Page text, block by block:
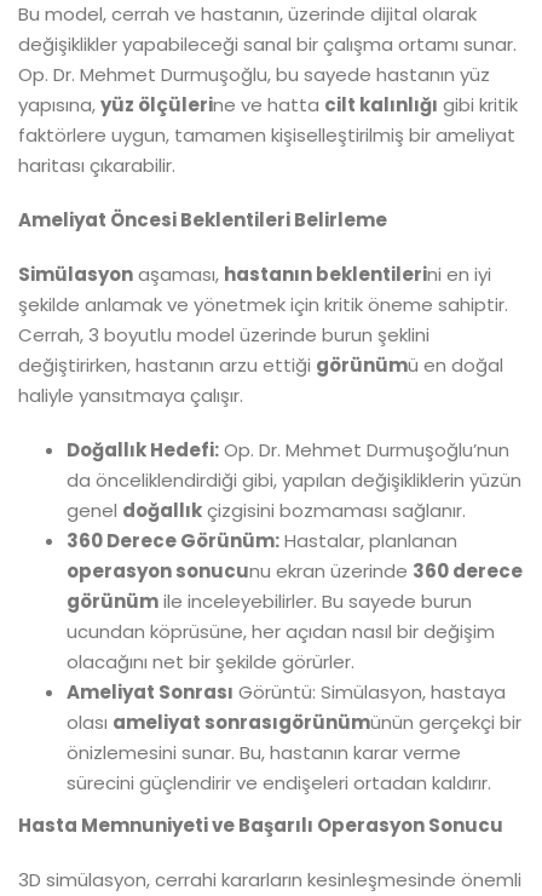
Bu model, cerrah ve hastanın, üzerinde dijital olarak
değişiklikler yapabileceği sanal bir çalışma ortamı sunar.
Op. Dr. Mehmet Durmuşoğlu, bu sayede hastanın yüz
yapısına,yüz ölçülerine ve hatta cilt kalınlığı gibi kritik
faktörlere uygun, tamamen kişiselleştirilmiş bir ameliyat
haritası çıkarabilir.
Ameliyat Öncesi Beklentileri Belirleme
Simülasyonaşaması, hastanın beklentilerini en iyi
şekilde anlamak ve yönetmek için kritik öneme sahiptir.
Cerrah, 3 boyutlu model üzerinde burun şeklini
değiştirirken, hastanın arzu ettiği görünümü en doğal
haliyle yansıtmaya çalışır.
Doğallık Hedefi:Op. Dr. Mehmet Durmuşoğlu’nun
da önceliklendirdiği gibi, yapılan değişikliklerin yüzün
genel doğallıkçizgisini bozmaması sağlanır.
360 Derece Görünüm:Hastalar, planlanan
operasyon sonucunu ekran üzerinde 360 derece
görünümile inceleyebilirler. Bu sayede burun
ucundan köprüsüne, her açıdan nasıl bir değişim
olacağını net bir şekilde görürler.
Ameliyat Sonrası Görüntü: Simülasyon, hastaya
olası ameliyat sonrasıgörünümünün gerçekçi bir
önizlemesini sunar. Bu, hastanın karar verme
sürecini güçlendirir ve endişeleri ortadan kaldırır.
Hasta Memnuniyeti ve Başarılı Operasyon Sonucu
3D simülasyon, cerrahi kararların kesinleşmesinde önemli